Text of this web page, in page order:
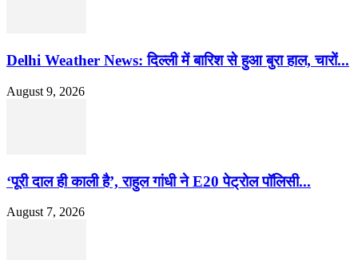
Delhi Weather News: दिल्ली में बारिश से हुआ बुरा हाल, चारों...
August 9, 2026
‘पूरी दाल ही काली है’, राहुल गांधी ने E20 पेट्रोल पॉलिसी...
August 7, 2026